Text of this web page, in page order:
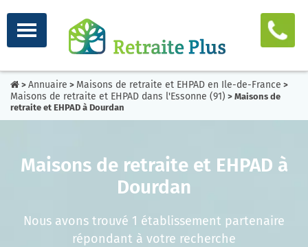
> Annuaire > Maisons de retraite et EHPAD en Ile-de-France >
Maisons de retraite et EHPAD dans l'Essonne (91) > Maisons de
retraite et EHPAD à Dourdan
Maisons de retraite et EHPAD à
Dourdan
Nous avons trouvé 1 établissement partenaire
répondant à votre recherche